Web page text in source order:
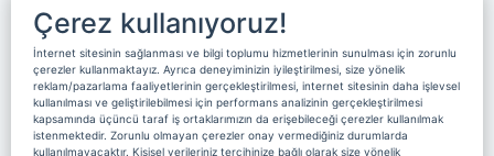
Tenis
Video Liste
Foto Galeriler
Çerez kullanıyoruz!
İnternet sitesinin sağlanması ve bilgi toplumu hizmetlerinin sunulması için zorunlu
çerezler kullanmaktayız. Ayrıca deneyiminizin iyileştirilmesi, size yönelik
reklam/pazarlama faaliyetlerinin gerçekleştirilmesi, internet sitesinin daha işlevsel
kullanılması ve geliştirilebilmesi için performans analizinin gerçekleştirilmesi
kapsamında üçüncü taraf iş ortaklarımızın da erişebileceği çerezler kullanılmak
istenmektedir. Zorunlu olmayan çerezler onay vermediğiniz durumlarda
kullanılmayacaktır. Kişisel verileriniz tercihinize bağlı olarak size yönelik